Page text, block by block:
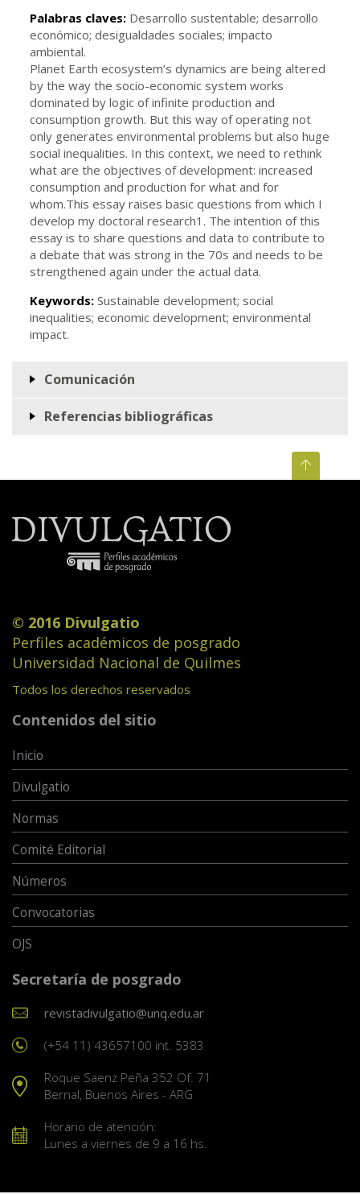
Palabras claves: Desarrollo sustentable; desarrollo
económico; desigualdades sociales; impacto
ambiental.
Planet Earth ecosystem’s dynamics are being altered
by the way the socio-economic system works
dominated by logic of infinite production and
consumption growth. But this way of operating not
only generates environmental problems but also huge
social inequalities. In this context, we need to rethink
what are the objectives of development: increased
consumption and production for what and for
whom.This essay raises basic questions from which I
develop my doctoral research1. The intention of this
essay is to share questions and data to contribute to
a debate that was strong in the 70s and needs to be
strengthened again under the actual data.
Keywords: Sustainable development; social
inequalities; economic development; environmental
impact.
Comunicación
Referencias bibliográficas
© 2016 Divulgatio
Perfiles académicos de posgrado
Universidad Nacional de Quilmes
Todos los derechos reservados
Contenidos del sitio
Inicio
Divulgatio
Normas
Comité Editorial
Números
Convocatorias
OJS
Secretaría de posgrado
revistadivulgatio@unq.edu.ar
(+54 11) 43657100 int. 5383
Roque Saenz Peña 352 Of. 71
Bernal, Buenos Aires - ARG
Horario de atención:
Lunes a viernes de 9 a 16 hs.